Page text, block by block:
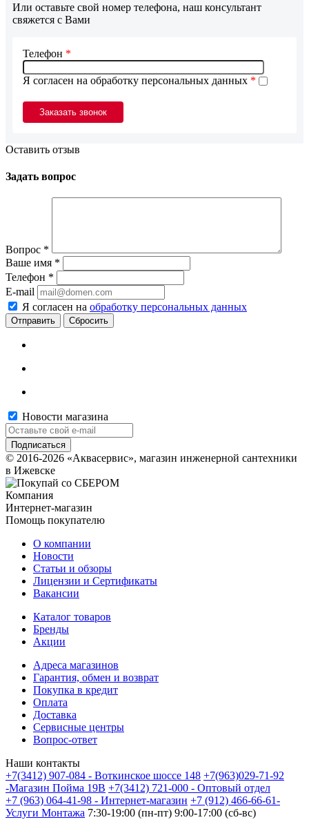
Или оставьте свой номер телефона, наш консультант
свяжется с Вами
Я согласен на обработку персональных данных *
Телефон *
Оставить отзыв
Задать вопрос
Вопрос *
Ваше имя *
Телефон *
E-mail
Я согласен на обработку персональных данных
Сбросить
Новости магазина
© 2016-2026 «Аквасервис», магазин инженерной сантехники
в Ижевске
Компания
Интернет-магазин
Помощь покупателю
О компании
Новости
Статьи и обзоры
Лицензии и Сертификаты
Вакансии
Каталог товаров
Бренды
Акции
Адреса магазинов
Гарантия, обмен и возврат
Покупка в кредит
Оплата
Доставка
Сервисные центры
Вопрос-ответ
Наши контакты
+7(3412) 907-084 - Воткинское шоссе 148 +7(963)029-71-92
-Магазин Пойма 19В +7(3412) 721-000 - Оптовый отдел
+7 (963) 064-41-98 - Интернет-магазин +7 (912) 466-66-61-
Услуги Монтажа 7:30-19:00 (пн-пт) 9:00-17:00 (сб-вс)